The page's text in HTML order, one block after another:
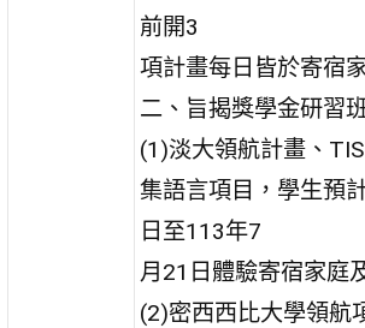
前開3
項計畫每日皆於寄宿
二、旨揭獎學金研習
(1)淡大領航計畫、
集語言項目，學生預
日至113年7
月21日體驗寄宿家庭
(2)密西西比大學領航